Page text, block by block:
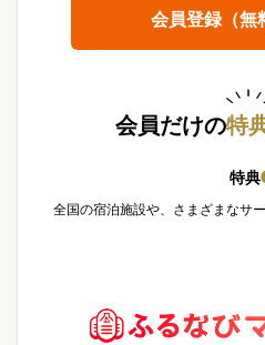
会員登録（無
会員だけの特
特典
全国の宿泊施設や、さまざまなサ